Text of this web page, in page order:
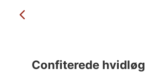
Confiterede hvidløg